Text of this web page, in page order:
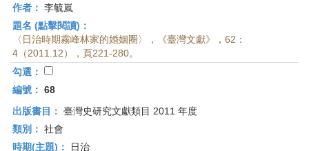
作者： 李毓嵐
題名 (點擊閱讀)：
〈日治時期霧峰林家的婚姻圈〉，《臺灣文獻》，62：
4（2011.12），頁221-280。
勾選：
編號： 68
出版書目： 臺灣史研究文獻類目 2011 年度
類別： 社會
時期(主題)：
日治